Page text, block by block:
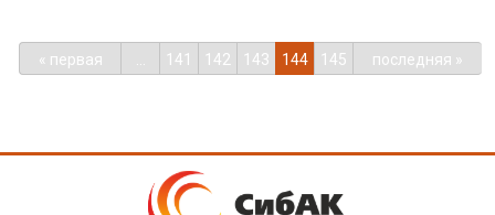
« первая 141 142 143 144 145 последняя »